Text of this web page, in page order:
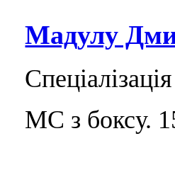
Мадулу
МС з боксу.